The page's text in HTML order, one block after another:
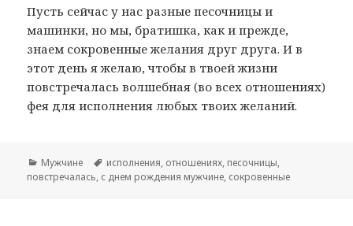
Пусть сейчас у нас разные песочницы и
машинки, но мы, братишка, как и прежде,
знаем сокровенные желания друг друга. И в
этот день я желаю, чтобы в твоей жизни
повстречалась волшебная (во всех отношениях)
фея для исполнения любых твоих желаний.
Рубрики
Мужчине Метки
исполнения, отношениях, песочницы,
повстречалась, с днем рождения мужчине, сокровенные